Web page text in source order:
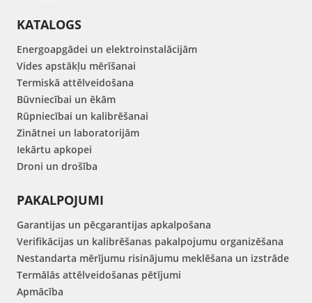
KATALOGS
Energoapgādei un elektroinstalācijām
Vides apstākļu mērīšanai
Termiskā attēlveidošana
Būvniecībai un ēkām
Rūpniecībai un kalibrēšanai
Zinātnei un laboratorijām
Iekārtu apkopei
Droni un drošība
PAKALPOJUMI
Garantijas un pēcgarantijas apkalpošana
Verifikācijas un kalibrēšanas pakalpojumu organizēšana
Nestandarta mērījumu risinājumu meklēšana un izstrāde
Termālās attēlveidošanas pētījumi
Apmācība